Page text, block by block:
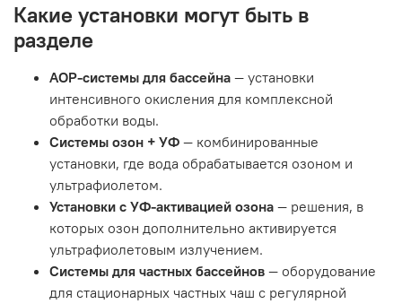
Какие установки могут быть в
разделе
АОР-системы для бассейна — установки
интенсивного окисления для комплексной
обработки воды.
Системы озон + УФ — комбинированные
установки, где вода обрабатывается озоном и
ультрафиолетом.
Установки с УФ-активацией озона — решения, в
которых озон дополнительно активируется
ультрафиолетовым излучением.
Системы для частных бассейнов — оборудование
для стационарных частных чаш с регулярной